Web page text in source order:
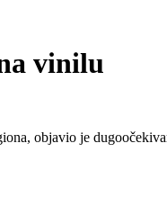
vinilu
objavio je